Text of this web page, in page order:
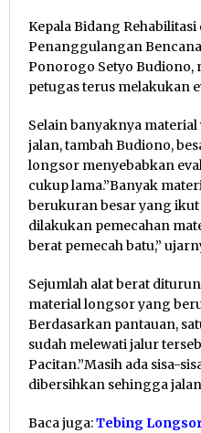
Kepala Bidang
Penanggulangan
Ponorogo Setyo Budiono,
petugas terus melakukan
Selain banyaknya
jalan, tambah Budiono,
longsor menyebabkan
cukup lama.”Banyak
berukuran besar yang
dilakukan pemecahan
berat pemecah batu,”
Sejumlah alat berat
material longsor yang
Berdasarkan pantauan,
sudah melewati jalur
Pacitan.”Masih ada sisa-
dibersihkan sehingga
Baca juga:Tebing